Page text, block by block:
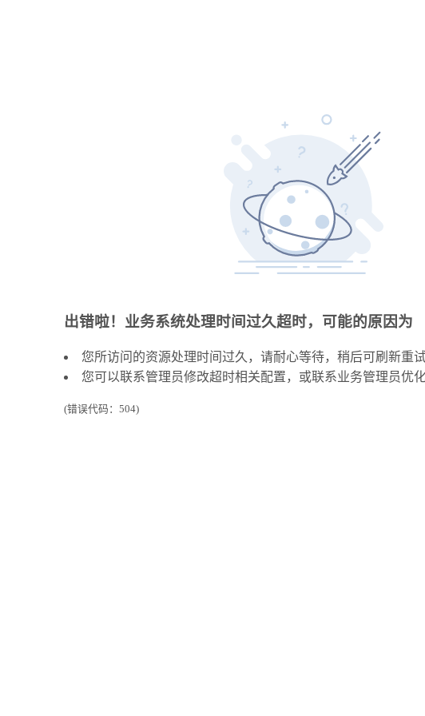
出错啦！业务系统处理时间过久超时，可能的原因为
您所访问的资源处理时间过久，请耐心等待，稍后可刷新重
您可以联系管理员修改超时相关配置，或联系业务管理员优
(错误代码：504)